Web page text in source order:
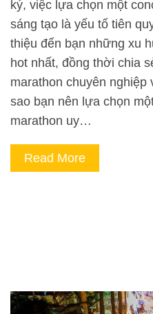
ký, việc lựa chọn một
sáng tạo là yếu tố tiên
thiệu đến bạn những xu
hot nhất, đồng thời chia
marathon chuyên
sao bạn nên lựa chọn
marathon uy…
Read More